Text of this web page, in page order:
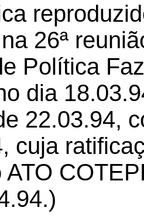
26ª
Política
dia
22.03.94,
cuja